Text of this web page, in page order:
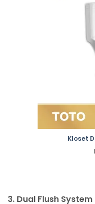
Kloset
3. Dual Flush System